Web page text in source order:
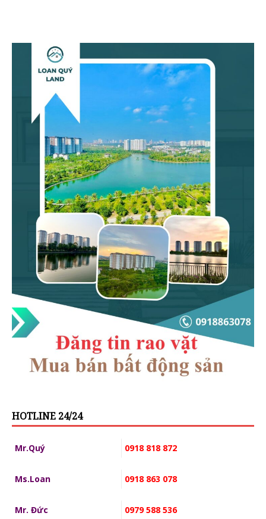
HOTLINE 24/24
Mr.Quý 0918 818 872
Ms.Loan 0918 863 078
Mr. Đức 0979 588 536